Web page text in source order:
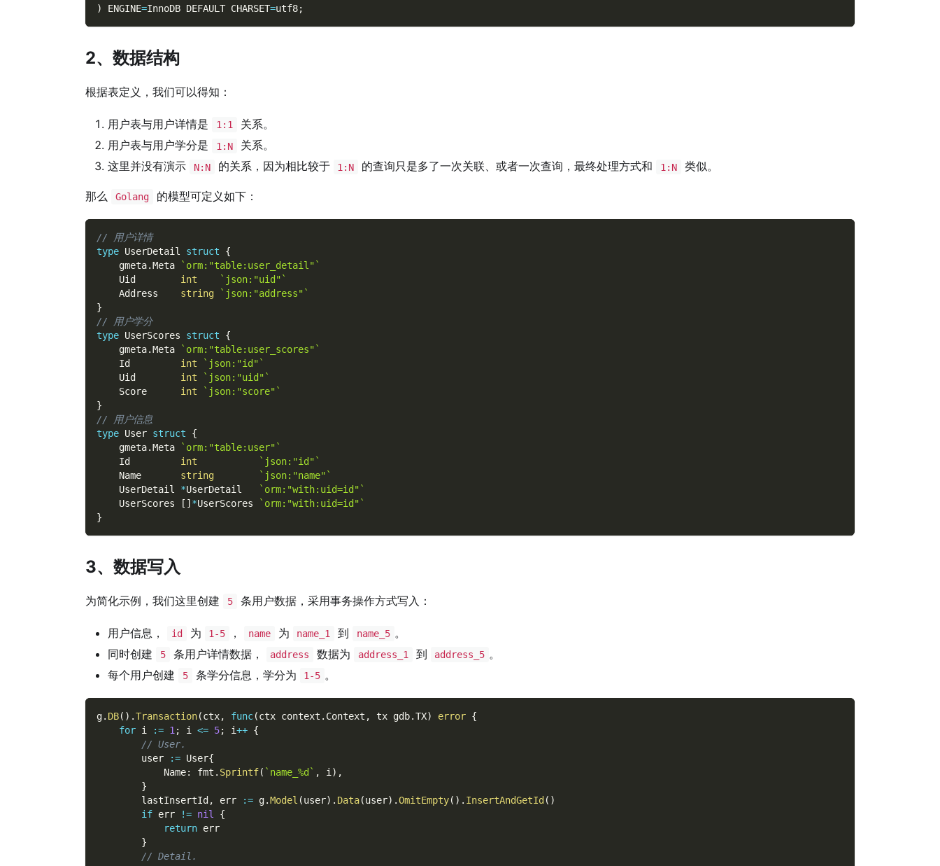
)
ENGINE=InnoDB DEFAULT CHARSET=utf8;
2、数据结构
根据表定义，我们可以得知：
用户表与用户详情是 1:1
关系。
用户表与用户学分是
1:N
关系。
这里并没有演示
N:N 的关系，因为相比较于 1:N 的查询只是多了一次关联、或者一次查询，最终处理方式和 1:N 类似。
那么 Golang 的模型可定义如下：
// 用户详情
type UserDetail struct
{
    gmeta
.Meta
`orm:"table:user_detail"`
    Uid
int
`json:"uid"`
    Address
string
`json:"address"`
}
// 用户学分
type UserScores struct
{
    gmeta
.Meta
`orm:"table:user_scores"`
    Id
int
`json:"id"`
    Uid
int
`json:"uid"`
    Score
int
`json:"score"`
}
// 用户信息
type User struct
{
    gmeta
.Meta
`orm:"table:user"`
    Id
int
`json:"id"`
    Name
string
`json:"name"`
    UserDetail
*UserDetail
`orm:"with:uid=id"`
    UserScores
[ ] *UserScores
`orm:"with:uid=id"`
}
3、数据写入
为简化示例，我们这里创建 5 条用户数据，采用事务操作方式写入：
用户信息， id 为 1-5 ， name 为 name_1 到 name_5 。
同时创建
5 条用户详情数据， address 数据为 address_1 到 address_5 。
每个用户创建
5 条学分信息，学分为 1-5 。
g. DB( ) .Transaction(ctx, func(ctx context . Context , tx gdb.TX) error {
for i := 1; i <= 5; i++ {
// User.
        user
:= User{
            Name
: fmt . Sprintf( `name_%d` , i) ,
}
        lastInsertId
, err := g.Model (user) . Data(user) .OmitEmpty( ) . InsertAndGetId ( )
if err != nil
{
return err
}
// Detail.